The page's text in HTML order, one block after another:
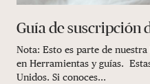
Guía de suscripción
Nota: Esto es parte de
en Herramientas y guías.
Unidos. Si conoces...